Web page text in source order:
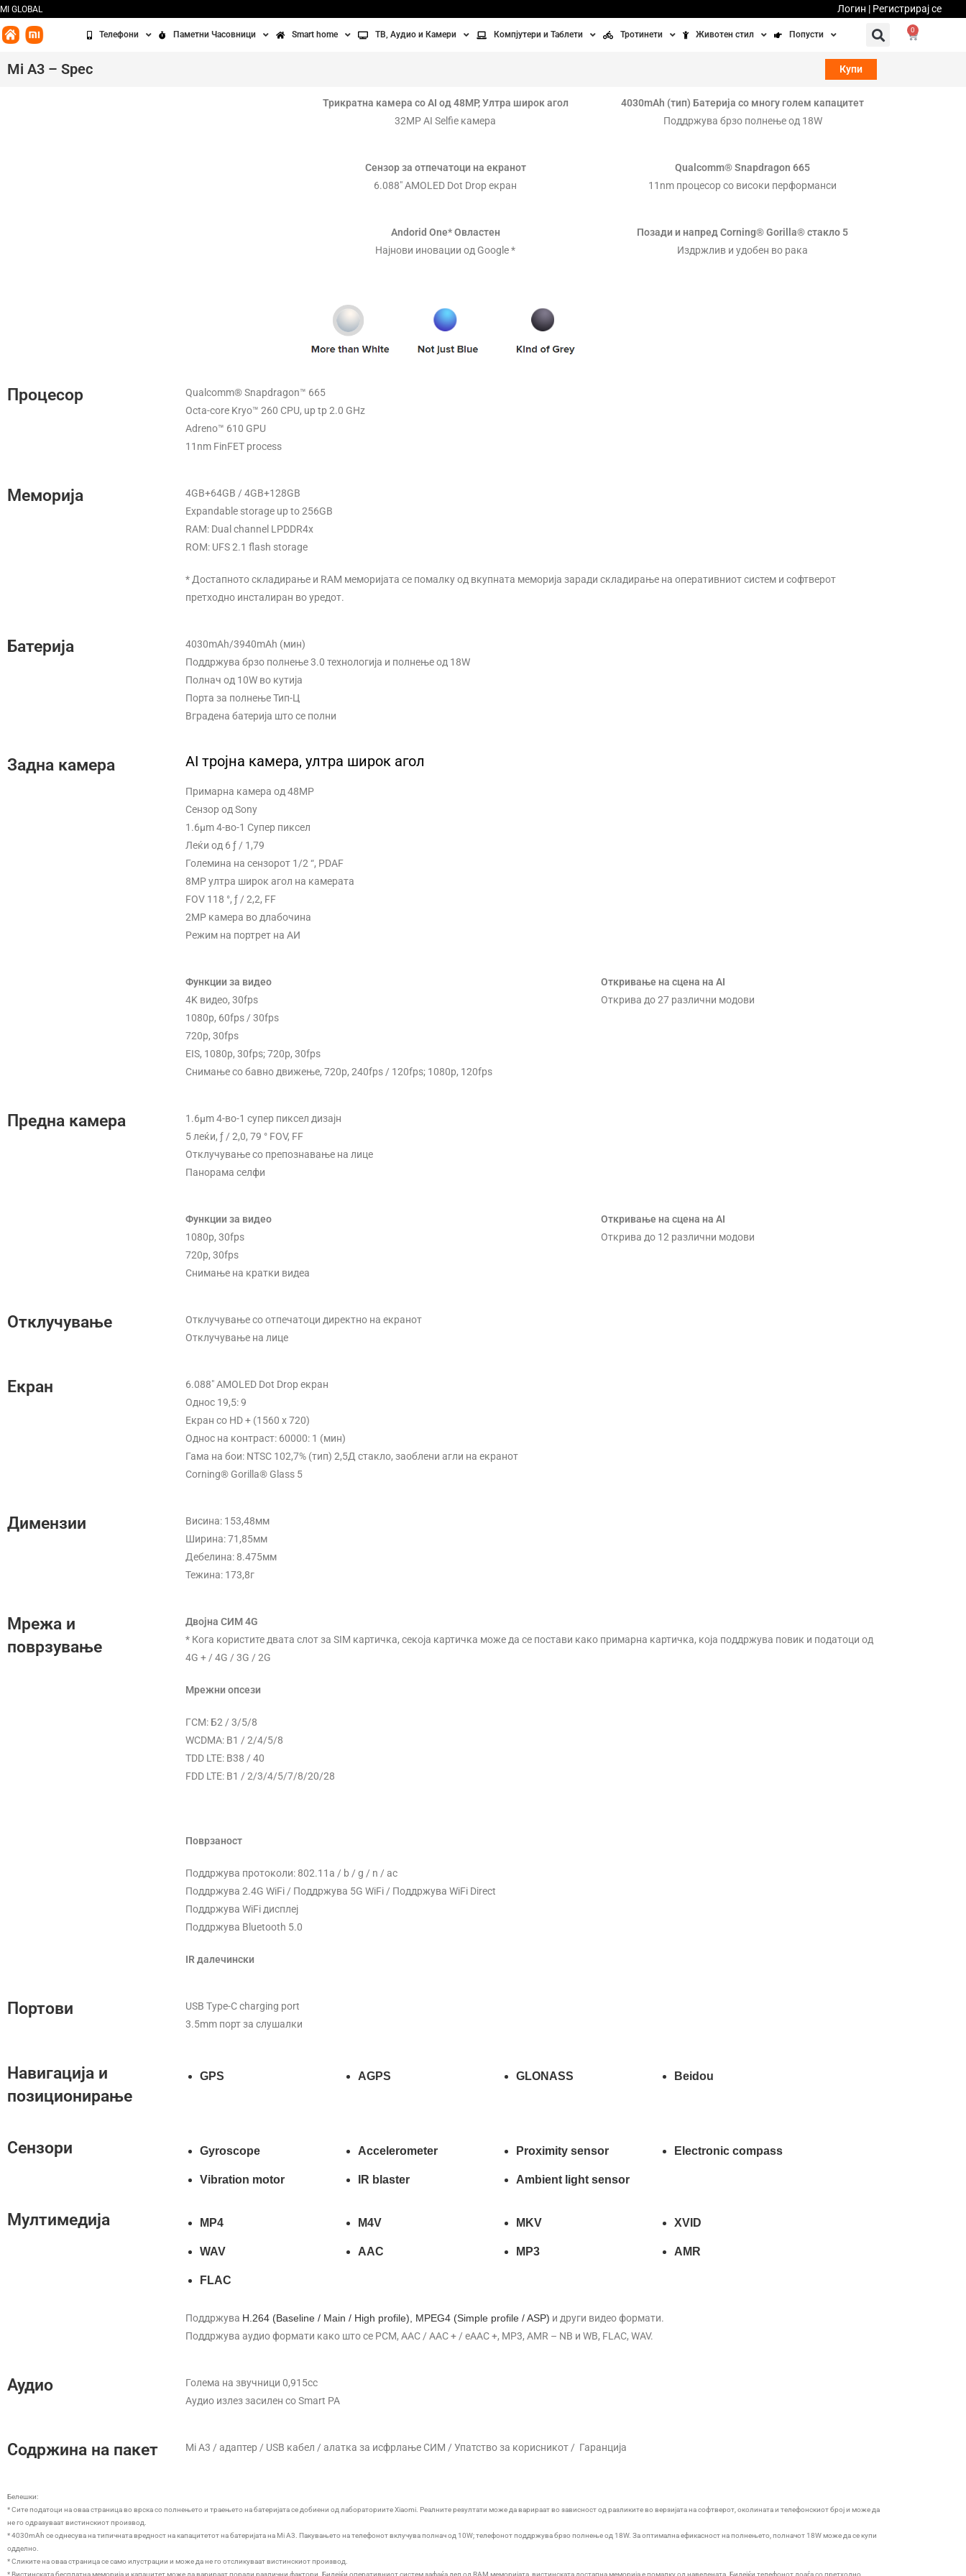
MI GLOBAL Логин | Регистрирај се
Телефони Паметни Часовници Smart home
Вентилатори
Навлажнувачи
ТВ, Аудио и Камери Компјутери и Таблети Тротинети
Безбедно возење
Животен стил
Убавина и здравје
Направи сам
Домашни миленици
Попусти 0
Mi A3 – Spec Купи
Трикратна камера со AI од 48MP, Ултра широк агол
32MP AI Selfie камера
Сензор за отпечатоци на екранот
6.088″ AMOLED Dot Drop екран
Andorid One* Овластен
Најнови иновации од Google *
4030mAh (тип) Батерија со многу голем капацитет
Поддржува брзо полнење од 18W
Qualcomm® Snapdragon 665
11nm процесор со високи перформанси
Позади и напред Corning® Gorilla® стакло 5
Издржлив и удобен во рака
Процесор
Qualcomm® Snapdragon™ 665
Octa-core Kryo™ 260 CPU, up tp 2.0 GHz
Adreno™ 610 GPU
11nm FinFET process
Меморија
4GB+64GB / 4GB+128GB
Expandable storage up to 256GB
RAM: Dual channel LPDDR4x
ROM: UFS 2.1 flash storage
* Достапното складирање и RAM меморијата се помалку од вкупната меморија заради складирање на оперативниот систем и софтверот
претходно инсталиран во уредот.
Батерија
4030mAh/3940mAh (мин)
Поддржува брзо полнење 3.0 технологија и полнење од 18W
Полнач од 10W во кутија
Порта за полнење Тип-Ц
Вградена батерија што се полни
Задна камера AI тројна камера, ултра широк агол
Примарна камера од 48MP
Сензор од Sony
1.6μm 4-во-1 Супер пиксел
Леќи од 6 ƒ / 1,79
Големина на сензорот 1/2 “, PDAF
8MP ултра широк агол на камерата
FOV 118 °, ƒ / 2,2, FF
2MP камера во длабочина
Режим на портрет на АИ
Функции за видео
4K видео, 30fps
1080p, 60fps / 30fps
720p, 30fps
EIS, 1080p, 30fps; 720p, 30fps
Снимање со бавно движење, 720p, 240fps / 120fps; 1080p, 120fps
Откривање на сцена на AI
Открива до 27 различни модови
Предна камера
1.6μm 4-во-1 супер пиксел дизајн
5 леќи, ƒ / 2,0, 79 ° FOV, FF
Отклучување со препознавање на лице
Панорама селфи
Функции за видео
1080p, 30fps
720p, 30fps
Снимање на кратки видеа
Откривање на сцена на AI
Открива до 12 различни модови
Отклучување
Отклучување со отпечатоци директно на екранот
Отклучување на лице
Екран
6.088″ AMOLED Dot Drop екран
Однос 19,5: 9
Екран со HD + (1560 x 720)
Однос на контраст: 60000: 1 (мин)
Гама на бои: NTSC 102,7% (тип) 2,5Д стакло, заоблени агли на екранот
Corning® Gorilla® Glass 5
Димензии
Висина: 153,48мм
Ширина: 71,85мм
Дебелина: 8.475мм
Тежина: 173,8г
Мрежа и
поврзување
Двојна СИМ 4G
* Кога користите двата слот за SIM картичка, секоја картичка може да се постави како примарна картичка, која поддржува повик и податоци од
4G + / 4G / 3G / 2G
Мрежни опсези
ГСМ: Б2 / 3/5/8
WCDMA: B1 / 2/4/5/8
TDD LTE: B38 / 40
FDD LTE: B1 / 2/3/4/5/7/8/20/28
Поврзаност
Поддржува протоколи: 802.11a / b / g / n / ac
Поддржува 2.4G WiFi / Поддржува 5G WiFi / Поддржува WiFi Direct
Поддржува WiFi дисплеј
Поддржува Bluetooth 5.0
IR далечински
Портови
USB Type-C charging port
3.5mm порт за слушалки
Навигација и
позиционирање
GPS AGPS GLONASS Beidou
Сензори Gyroscope Accelerometer Proximity sensor Electronic compass
Vibration motor IR blaster Ambient light sensor
Мултимедија MP4 M4V MKV XVID
WAV AAC MP3 AMR
FLAC
Поддржува H.264 (Baseline / Main / High profile), MPEG4 (Simple profile / ASP) и други видео формати.
Поддржува аудио формати како што се PCM, AAC / AAC + / eAAC +, MP3, AMR – NB и WB, FLAC, WAV.
Аудио
Голема на звучници 0,915cc
Аудио излез засилен со Smart PA
Содржина на пакет Mi A3 / адаптер / USB кабел / алатка за исфрлање СИМ / Упатство за корисникот / Гаранција
Белешки:
* Сите податоци на оваа страница во врска со полнењето и траењето на батеријата се добиени од лабораториите Xiaomi. Реалните резултати може да варираат во зависност од разликите во верзијата на софтверот, околината и телефонскиот број и може да
не го одразуваат вистинскиот производ.
* 4030mAh се однесува на типичната вредност на капацитетот на батеријата на Mi A3. Пакувањето на телефонот вклучува полнач од 10W; телефонот поддржува брзо полнење од 18W. За оптимална ефикасност на полнењето, полначот 18W може да се купи
одделно.
* Сликите на оваа страница се само илустрации и може да не го отсликуваат вистинскиот производ.
* Вистинската бесплатна меморија и капацитет може да варираат поради различни фактори. Бидејќи оперативниот систем зафаќа дел од RAM меморијата, вистинската достапна меморија е помалку од наведената. Бидејќи телефонот доаѓа со претходно